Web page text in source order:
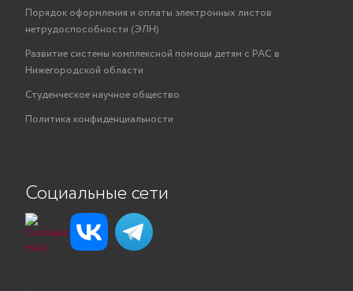
Порядок оформления и оплаты электронных листов
нетрудоспособности (ЭЛН).
Развитие системы комплексной помощи детям с РАС в
Нижегородской области
Студенческое научное общество
Политика конфиденциальности
Социальные сети